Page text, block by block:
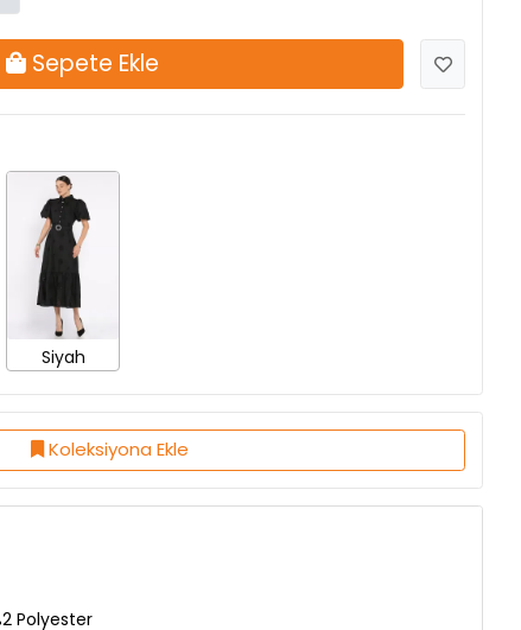
Siyah
Koleksiyona Ekle